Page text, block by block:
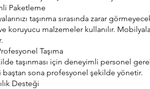
Paketleme
taşınma sırasında zarar
koruyucu malzemeler kullanılır.
Taşıma
taşınması için deneyimli personel
baştan sona profesyonel şekilde yönetir.
Desteği